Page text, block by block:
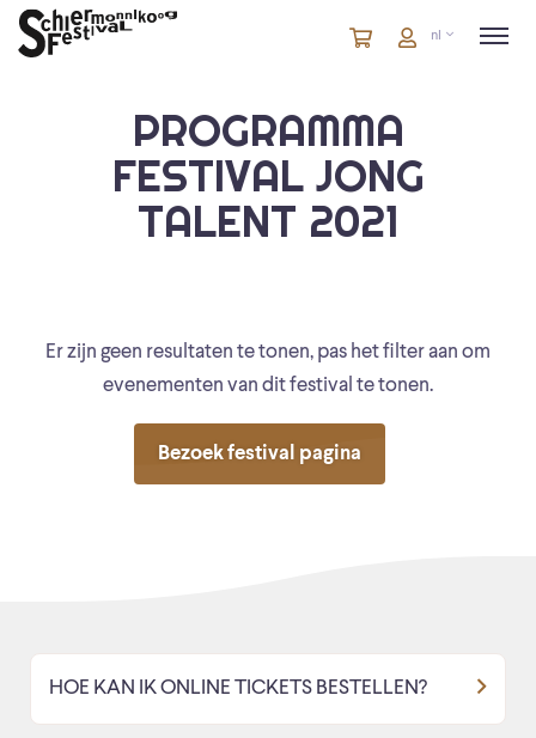
Winkelmandje
artikelen
Account
nl
PROGRAMMA
FESTIVAL JONG
TALENT 2021
Er zijn geen resultaten te tonen, pas het filter aan om
evenementen van dit festival te tonen.
Bezoek festival pagina
HOE KAN IK ONLINE TICKETS BESTELLEN?